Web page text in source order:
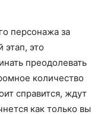
персонажа за
этап, это
преодолевать
количество
справится, ждут
как только вы